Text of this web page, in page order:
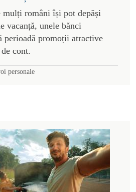
români își pot depăși
vacanță, unele bănci
perioadă promoții atractive
cont.
personale